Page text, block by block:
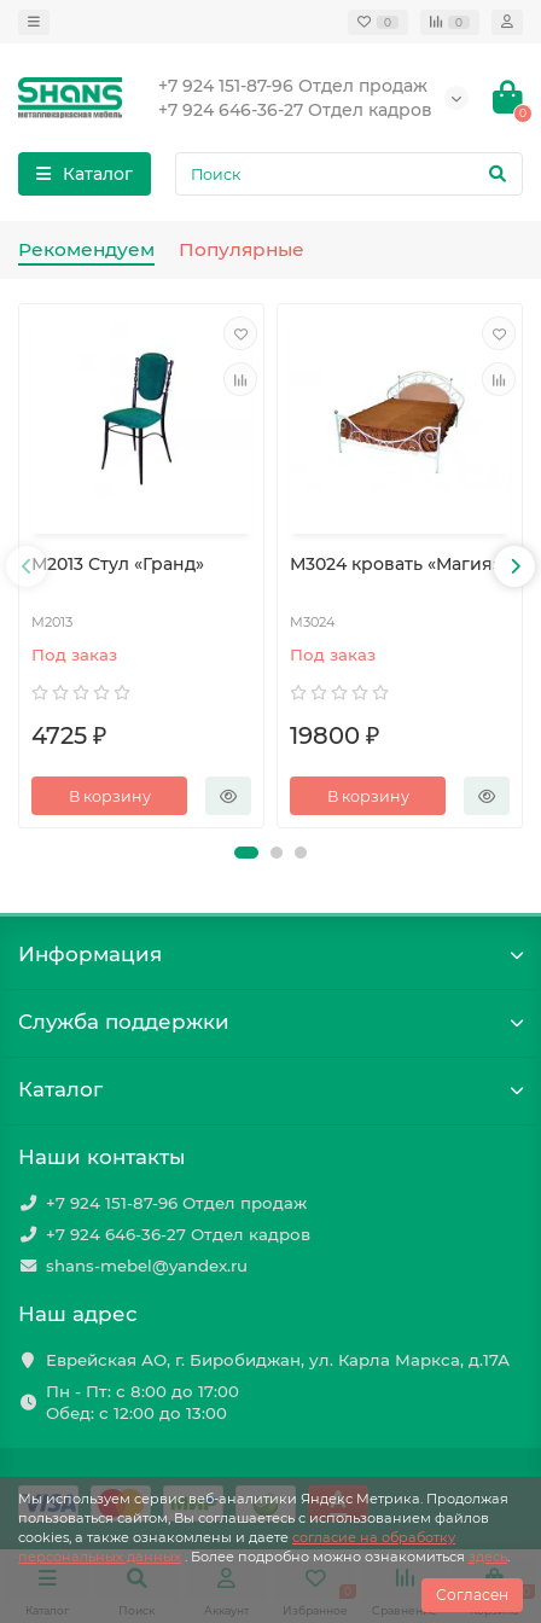
0 0
+7 924 151-87-96 Отдел продаж
+7 924 646-36-27 Отдел кадров
0
Каталог
Рекомендуем Популярные
М2013 Стул «Гранд»
М2013
Под заказ
4725 ₽
В корзину
М3024 кровать «Магия»
М3024
Под заказ
19800 ₽
В корзину
Мы используем сервис веб-аналитики Яндекс Метрика. Продолжая
пользоваться сайтом, Вы соглашаетесь с использованием файлов
cookies, а также ознакомлены и даете cогласие на обработку
персональных данных . Более подробно можно ознакомиться здесь.
Согласен
Информация
Служба поддержки
Каталог
Наши контакты
+7 924 151-87-96 Отдел продаж
+7 924 646-36-27 Отдел кадров
shans-mebel@yandex.ru
Наш адрес
Еврейская АО, г. Биробиджан, ул. Карла Маркса, д.17А
Пн - Пт: с 8:00 до 17:00
Обед: с 12:00 до 13:00
Каталог Поиск Аккаунт
Избранное
0
Сравнение
Корзина